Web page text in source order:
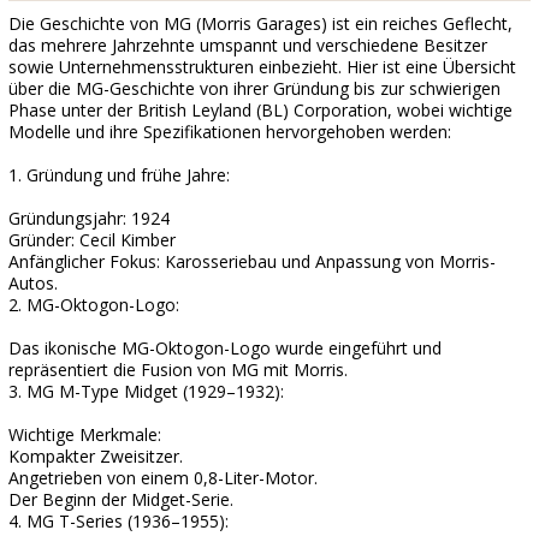
Die Geschichte von MG (Morris Garages) ist ein reiches Geflecht,
das mehrere Jahrzehnte umspannt und verschiedene Besitzer
sowie Unternehmensstrukturen einbezieht. Hier ist eine Übersicht
über die MG-Geschichte von ihrer Gründung bis zur schwierigen
Phase unter der British Leyland (BL) Corporation, wobei wichtige
Modelle und ihre Spezifikationen hervorgehoben werden:
1. Gründung und frühe Jahre:
Gründungsjahr: 1924
Gründer: Cecil Kimber
Anfänglicher Fokus: Karosseriebau und Anpassung von Morris-
Autos.
2. MG-Oktogon-Logo:
Das ikonische MG-Oktogon-Logo wurde eingeführt und
repräsentiert die Fusion von MG mit Morris.
3. MG M-Type Midget (1929–1932):
Wichtige Merkmale:
Kompakter Zweisitzer.
Angetrieben von einem 0,8-Liter-Motor.
Der Beginn der Midget-Serie.
4. MG T-Series (1936–1955):